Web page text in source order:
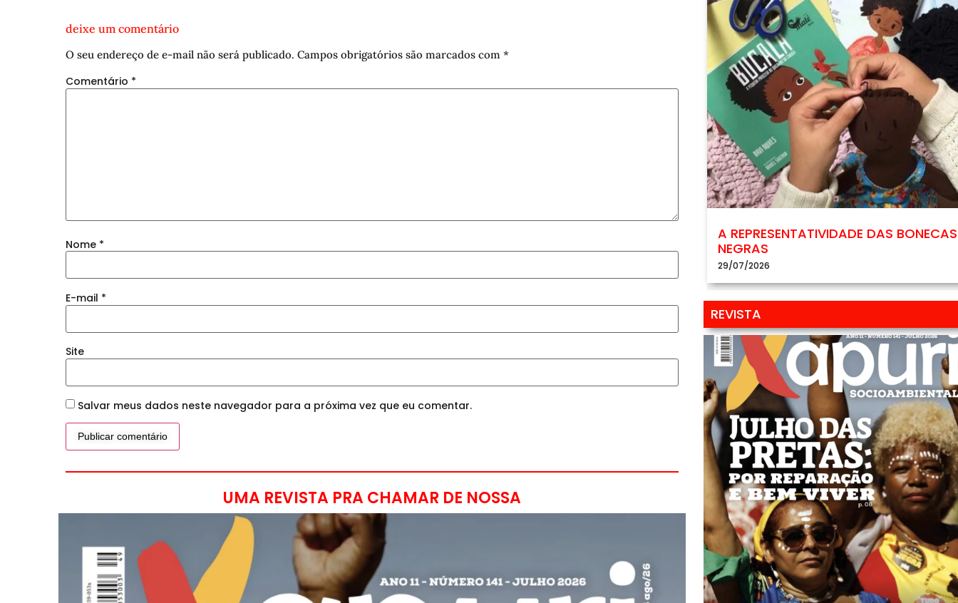
deixe um comentário
O seu endereço de e-mail não será publicado. Campos obrigatórios são marcados com *
Comentário *
Nome *
E-mail *
Site
Salvar meus dados neste navegador para a próxima vez que eu comentar.
UMA REVISTA PRA CHAMAR DE NOSSA
A REPRESENTATIVIDADE DAS BONECAS
NEGRAS
29/07/2026
REVISTA